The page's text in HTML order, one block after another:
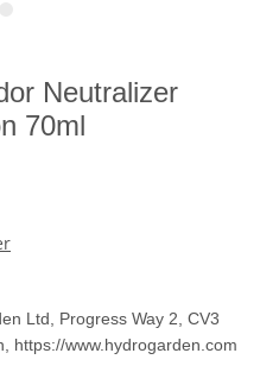
Neutralizer
70ml
Ltd, Progress Way 2, CV3
https://www.hydrogarden.com